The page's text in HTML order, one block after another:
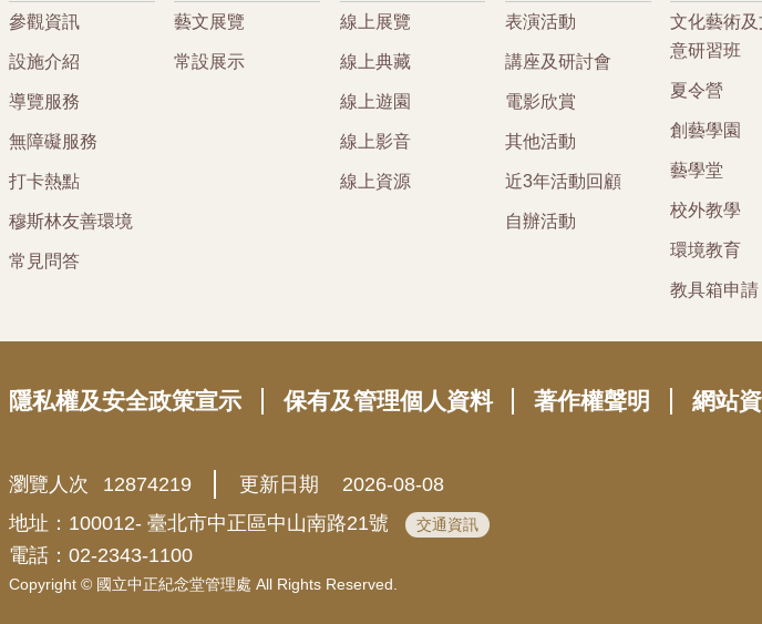
參觀資訊
設施介紹
導覽服務
無障礙服務
打卡熱點
穆斯林友善環境
常見問答
藝文展覽
常設展示
線上展覽
線上典藏
線上遊園
線上影音
線上資源
表演活動
講座及研討會
電影欣賞
其他活動
近3年活動回顧
自辦活動
文化藝術及
意研習班
夏令營
創藝學園
藝學堂
校外教學
環境教育
教具箱申請
隱私權及安全政策宣示 保有及管理個人資料 著作權聲明 網站
瀏覽人次 12874219 更新日期
2026-08-08
地址：100012- 臺北市中正區中山南路21號
交通資訊
電話：02-2343-1100
Copyright © 國立中正紀念堂管理處 All Rights Reserved.